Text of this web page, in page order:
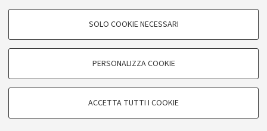
COOKIE DI PROFILAZIONE - FACOLTATIVI
COOKIE TECNICI - NECESSARI
Si tratta di cookie tecnici utilizzati, a titolo esemplificativo, per il corretto
SOLO COOKIE NECESSARI
PERSONALIZZA COOKIE
ACCETTA TUTTI I COOKIE
Dichiarazione di accessibilità
Privacy e note legali
Impostazioni Cookie
©Copyright 2026 - ALMA MATER STUDIORUM - Università di
Bologna - Via Zamboni,33 - 40126Bologna - PI:
- CF:80007010376